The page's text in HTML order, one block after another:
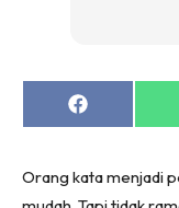
Share
on
Orang kata menjadi